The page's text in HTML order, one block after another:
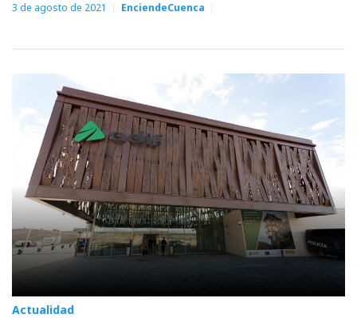
3 de agosto de 2021 EnciendeCuenca
Actualidad